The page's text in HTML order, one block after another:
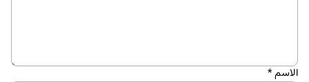
الاسم*